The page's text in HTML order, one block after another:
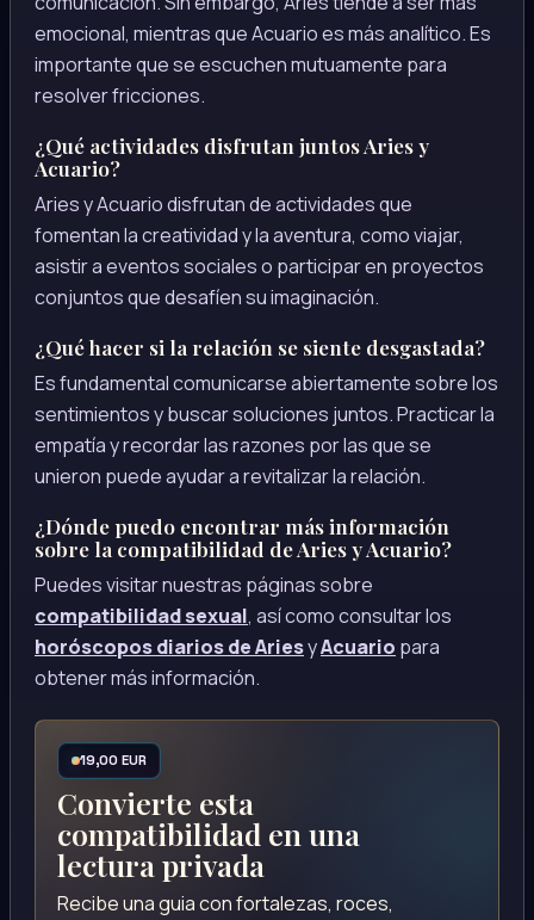
emocional, mientras que Acuario es más analítico. Es
importante que se escuchen mutuamente para
resolver fricciones.
¿Qué actividades disfrutan juntos Aries y
Acuario?
Aries y Acuario disfrutan de actividades que
fomentan la creatividad y la aventura, como viajar,
asistir a eventos sociales o participar en proyectos
conjuntos que desafíen su imaginación.
¿Qué hacer si la relación se siente desgastada?
Es fundamental comunicarse abiertamente sobre los
sentimientos y buscar soluciones juntos. Practicar la
empatía y recordar las razones por las que se
unieron puede ayudar a revitalizar la relación.
¿Dónde puedo encontrar más información
sobre la compatibilidad de Aries y Acuario?
Puedes visitar nuestras páginas sobre
compatibilidad sexual, así como consultar los
horóscopos diarios de AriesyAcuario para
obtener más información.
19,00 EUR
Convierte esta
compatibilidad en una
lectura privada
Recibe una guia con fortalezas, roces,